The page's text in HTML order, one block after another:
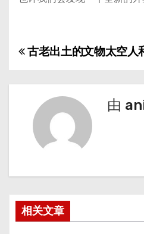
文
章
导
航
古老出土的文物太空人
由
相关文章